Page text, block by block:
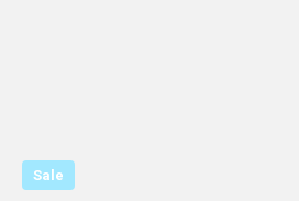
Sale